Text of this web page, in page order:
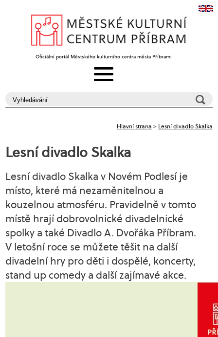
Oficiální portál Městského kulturního centra města Příbrami
Hlavní strana > Lesní divadlo Skalka
Lesní divadlo Skalka
Lesní divadlo Skalka v Novém Podlesí je
místo, které má nezaměnitelnou a
kouzelnou atmosféru. Pravidelně v tomto
místě hrají dobrovolnické divadelnické
spolky a také Divadlo A. Dvořáka Příbram.
V letošní roce se můžete těšit na další
divadelní hry pro děti i dospělé, koncerty,
stand up comedy a další zajímavé akce.